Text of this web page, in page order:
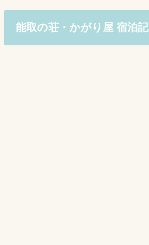
能取の荘・かがり屋 宿泊記